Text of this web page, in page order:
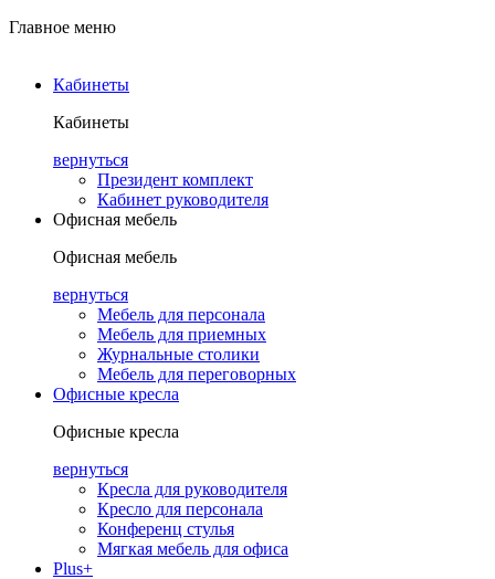
Главное меню
Кабинеты
Кабинеты
вернуться
Президент комплект
Кабинет руководителя
Офисная мебель
Офисная мебель
вернуться
Мебель для персонала
Мебель для приемных
Журнальные столики
Мебель для переговорных
Офисные кресла
Офисные кресла
вернуться
Кресла для руководителя
Кресло для персонала
Конференц стулья
Мягкая мебель для офиса
Plus+